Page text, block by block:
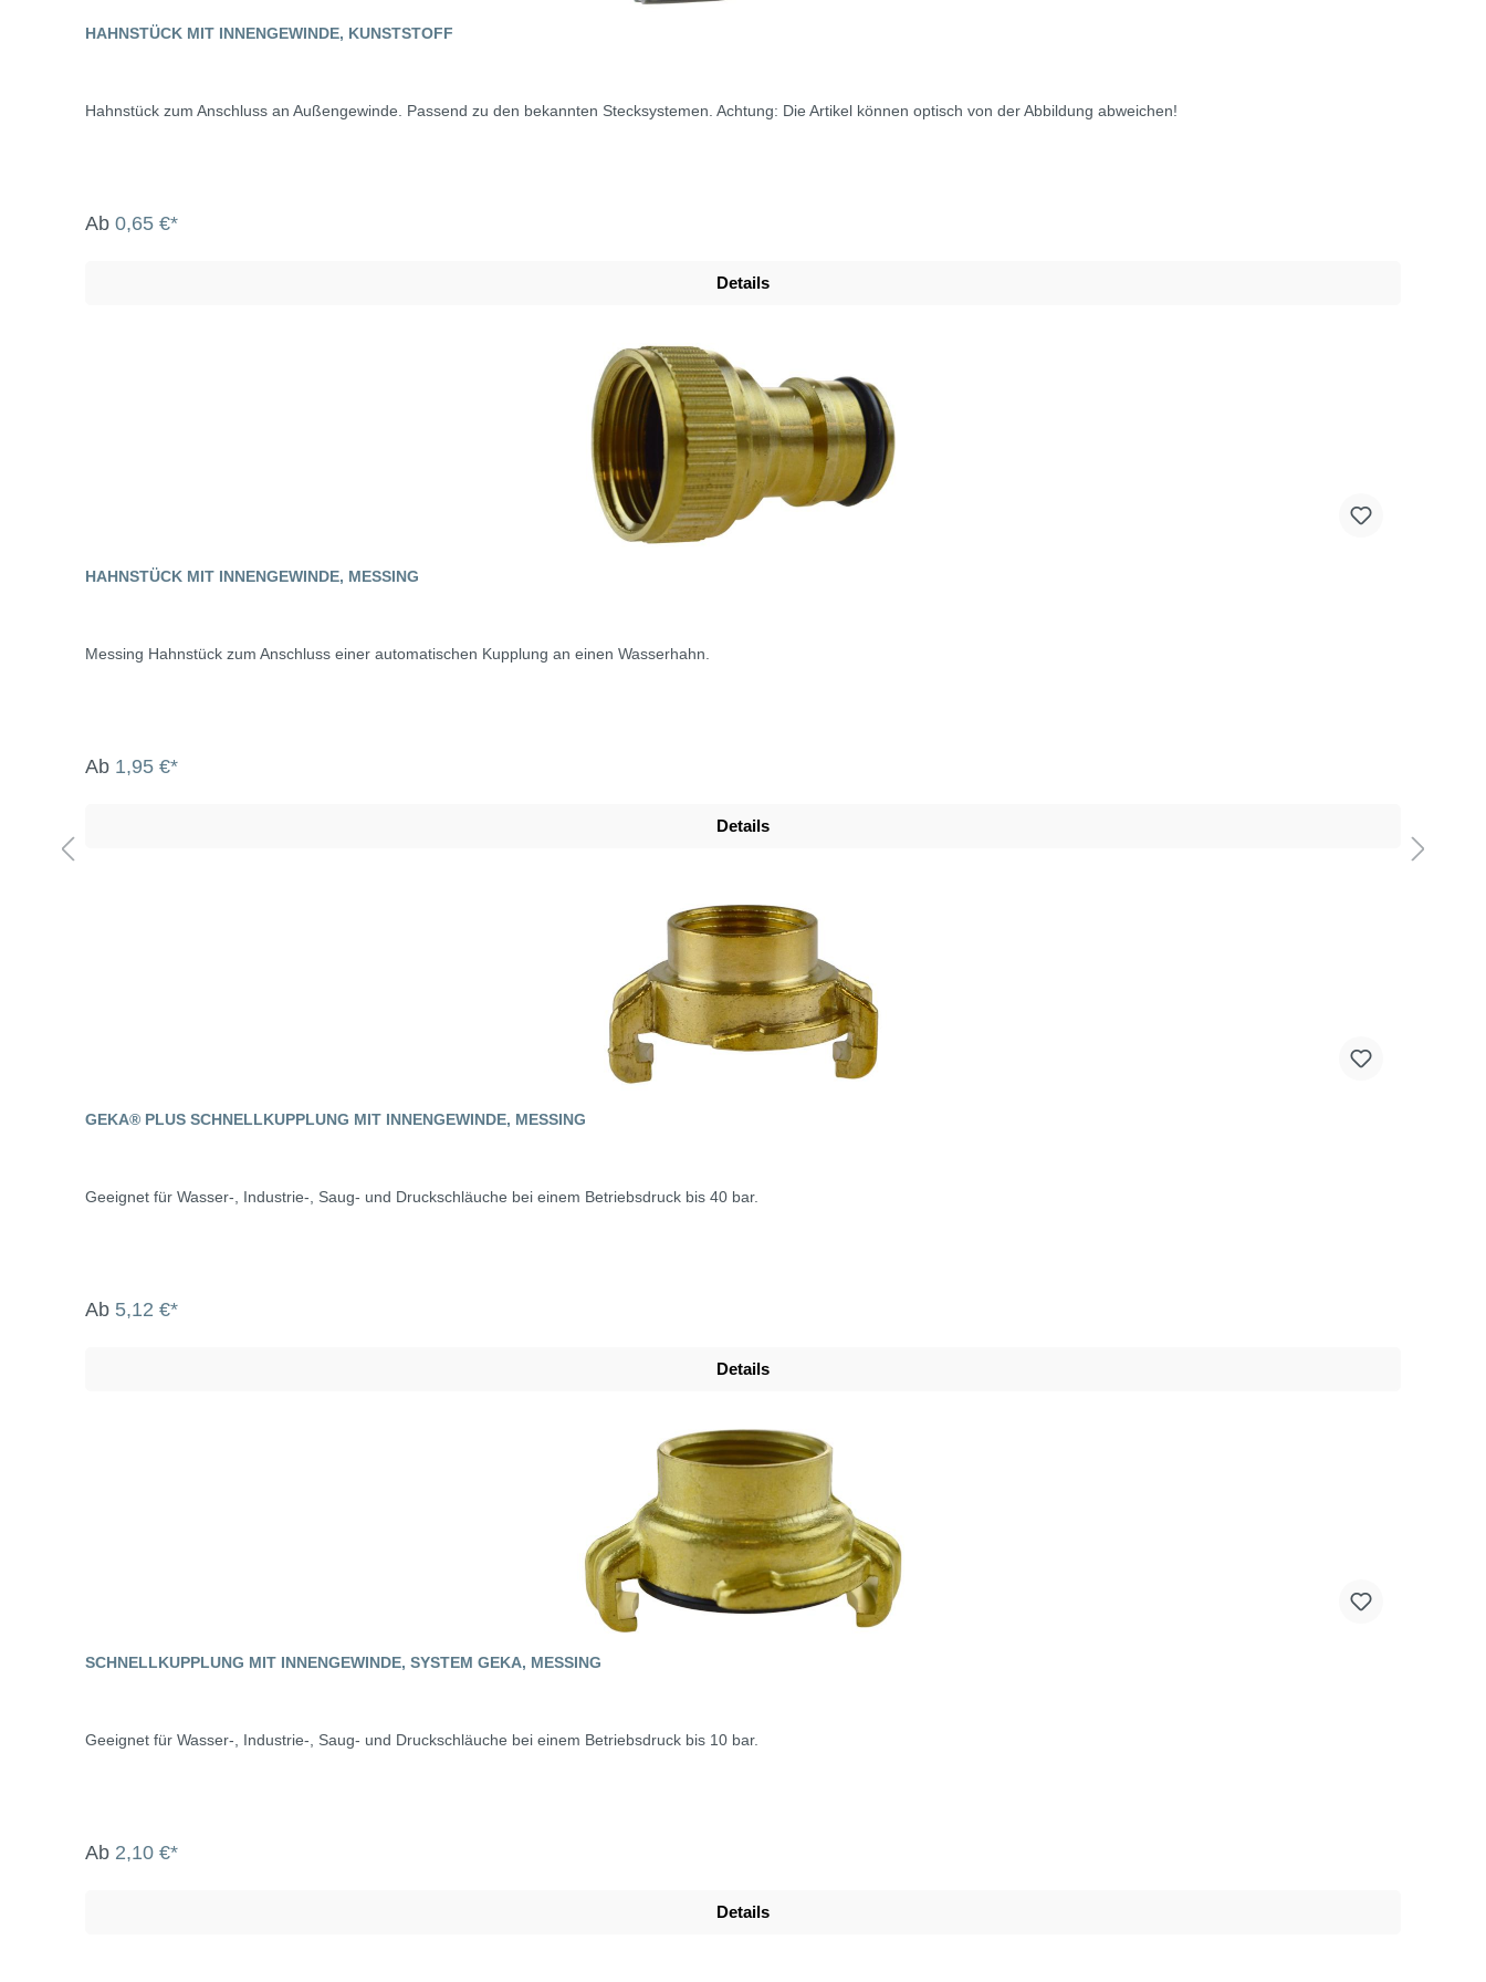
HAHNSTÜCK MIT INNENGEWINDE, KUNSTSTOFF
Hahnstück zum Anschluss an Außengewinde. Passend zu den bekannten Stecksystemen. Achtung: Die Artikel können optisch von der Abbildung abweichen!
Ab 0,65 €*
Details
HAHNSTÜCK MIT INNENGEWINDE, MESSING
Messing Hahnstück zum Anschluss einer automatischen Kupplung an einen Wasserhahn.
Ab 1,95 €*
Details
GEKA® PLUS SCHNELLKUPPLUNG MIT INNENGEWINDE, MESSING
Geeignet für Wasser-, Industrie-, Saug- und Druckschläuche bei einem Betriebsdruck bis 40 bar.
Ab 5,12 €*
Details
SCHNELLKUPPLUNG MIT INNENGEWINDE, SYSTEM GEKA, MESSING
Geeignet für Wasser-, Industrie-, Saug- und Druckschläuche bei einem Betriebsdruck bis 10 bar.
Ab 2,10 €*
Details